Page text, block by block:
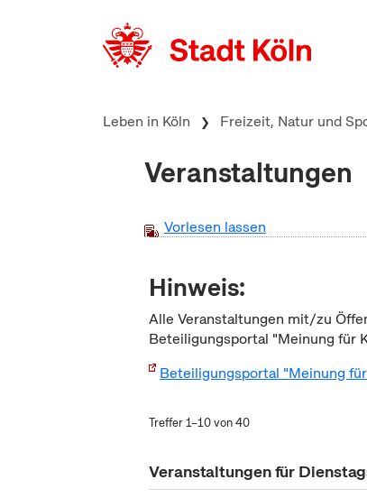
Leben in Köln Freizeit, Natur und
Veranstaltungen
Vorlesen lassen
Hinweis:
Alle Veranstaltungen mit/zu
Beteiligungsportal "Meinung für
Beteiligungsportal "Meinung
Treffer 1–10 von 40
Veranstaltungen für